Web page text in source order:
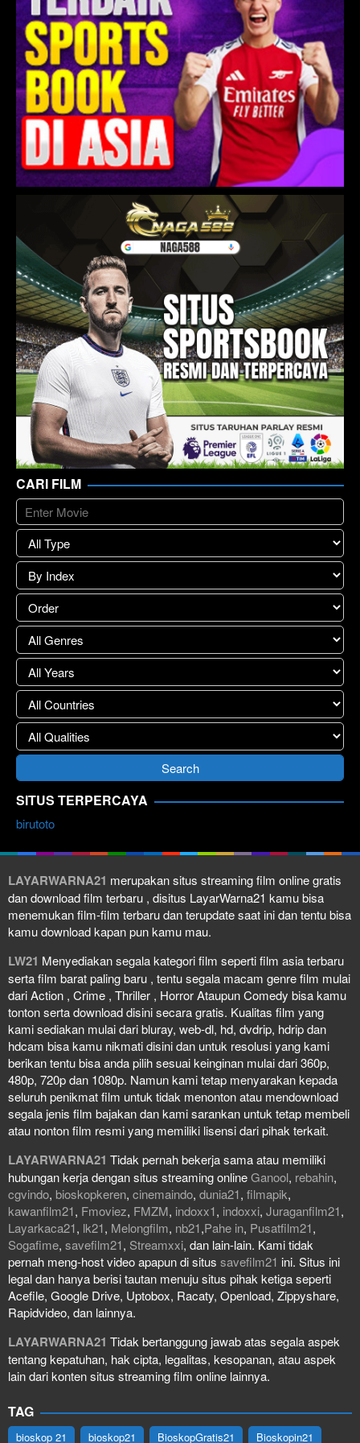
CARI FILM
SITUS TERPERCAYA
birutoto
LAYARWARNA21 merupakan situs streaming film online gratis
dan download film terbaru , disitus LayarWarna21 kamu bisa
menemukan film-film terbaru dan terupdate saat ini dan tentu bisa
kamu download kapan pun kamu mau.
LW21 Menyediakan segala kategori film seperti film asia terbaru
serta film barat paling baru , tentu segala macam genre film mulai
dari Action , Crime , Thriller , Horror Ataupun Comedy bisa kamu
tonton serta download disini secara gratis. Kualitas film yang
kami sediakan mulai dari bluray, web-dl, hd, dvdrip, hdrip dan
hdcam bisa kamu nikmati disini dan untuk resolusi yang kami
berikan tentu bisa anda pilih sesuai keinginan mulai dari 360p,
480p, 720p dan 1080p. Namun kami tetap menyarakan kepada
seluruh penikmat film untuk tidak menonton atau mendownload
segala jenis film bajakan dan kami sarankan untuk tetap membeli
atau nonton film resmi yang memiliki lisensi dari pihak terkait.
LAYARWARNA21 Tidak pernah bekerja sama atau memiliki
hubungan kerja dengan situs streaming onlineGanool, rebahin,
cgvindo, bioskopkeren, cinemaindo, dunia21, filmapik,
kawanfilm21, Fmoviez, FMZM, indoxx1, indoxxi, Juraganfilm21,
Layarkaca21, lk21, Melongfilm, nb21,Pahe in, Pusatfilm21,
Sogafime, savefilm21, Streamxxi, dan lain-lain. Kami tidak
pernah meng-host video apapun di situs savefilm21 ini. Situs ini
legal dan hanya berisi tautan menuju situs pihak ketiga seperti
Acefile, Google Drive, Uptobox, Racaty, Openload, Zippyshare,
Rapidvideo, dan lainnya.
LAYARWARNA21 Tidak bertanggung jawab atas segala aspek
tentang kepatuhan, hak cipta, legalitas, kesopanan, atau aspek
lain dari konten situs streaming film online lainnya.
TAG
bioskop 21 bioskop21 BioskopGratis21 Bioskopin21